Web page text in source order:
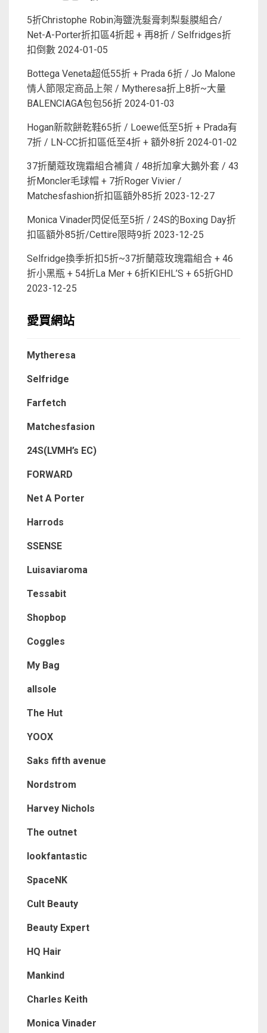
5折Christophe Robin海鹽洗髮膏刺梨髮膜組合/
Net-A-Porter折扣區4折起 + 再8折 / Selfridges折
扣倒數 2024-01-05
Bottega Veneta超低55折 + Prada 6折 / Jo Malone
情人節限定商品上架 / Mytheresa折上8折~大量
BALENCIAGA包包56折 2024-01-03
Hogan新款餅乾鞋65折 / Loewe低至5折 + Prada有
7折 / LN-CC折扣區低至4折 + 額外8折 2024-01-02
37折蘭蔻玫瑰霜組合補貨 / 48折加拿大鵝外套 / 43
折Moncler毛球帽 + 7折Roger Vivier /
Matchesfashion折扣區額外85折 2023-12-27
Monica Vinader閃促低至5折 / 24S的Boxing Day折
扣區額外85折/Cettire限時9折 2023-12-25
Selfridge換季折扣5折~37折蘭蔻玫瑰霜組合 + 46
折小黑瓶 + 54折La Mer + 6折KIEHL’S + 65折GHD
2023-12-25
愛買網站
Mytheresa
Selfridge
Farfetch
Matchesfasion
24S(LVMH’s EC)
FORWARD
Net A Porter
Harrods
SSENSE
Luisaviaroma
Tessabit
Shopbop
Coggles
My Bag
allsole
The Hut
YOOX
Saks fifth avenue
Nordstrom
Harvey Nichols
The outnet
lookfantastic
SpaceNK
Cult Beauty
Beauty Expert
HQ Hair
Mankind
Charles Keith
Monica Vinader